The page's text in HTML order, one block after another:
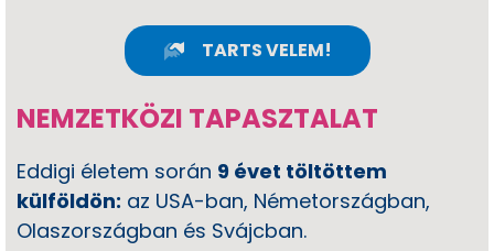
TARTS VELEM!
NEMZETKÖZI TAPASZTALAT
Eddigi életem során 9 évet töltöttem
külföldön: az USA-ban, Németországban,
Olaszországban és Svájcban.